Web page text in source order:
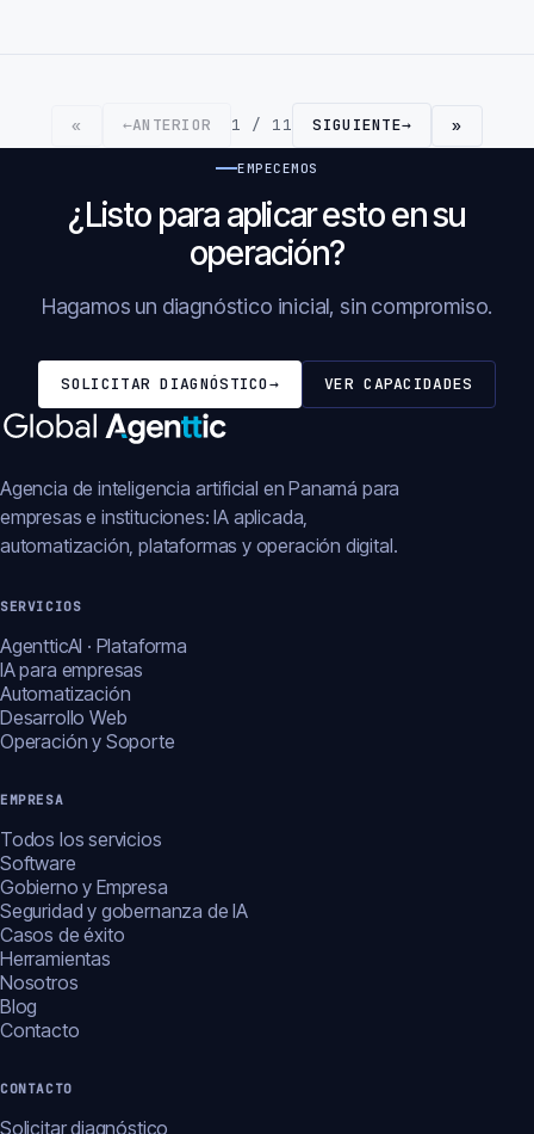
« ←ANTERIOR 1 / 11 SIGUIENTE→ »
EMPECEMOS
¿Listo para aplicar esto en su
operación?
Hagamos un diagnóstico inicial, sin compromiso.
SOLICITAR DIAGNÓSTICO→ VER CAPACIDADES
Agencia de inteligencia artificial en Panamá para
empresas e instituciones: IA aplicada,
automatización, plataformas y operación digital.
SERVICIOS
AgentticAI · Plataforma
IA para empresas
Automatización
Desarrollo Web
Operación y Soporte
EMPRESA
Todos los servicios
Software
Gobierno y Empresa
Seguridad y gobernanza de IA
Casos de éxito
Herramientas
Nosotros
Blog
Contacto
CONTACTO
Solicitar diagnóstico